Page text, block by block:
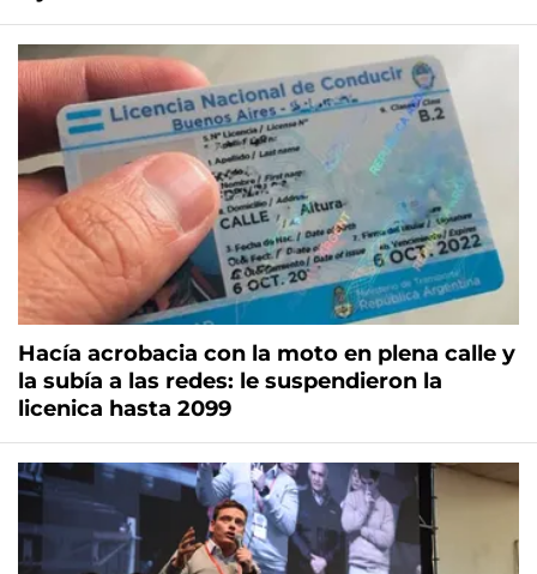
Hacía acrobacia con la moto en plena calle y
la subía a las redes: le suspendieron la
licenica hasta 2099